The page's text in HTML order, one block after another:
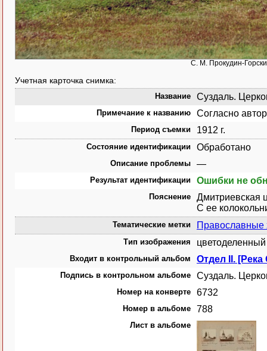
С. М. Прокудин-
Учетная карточка снимка:
Название Суздаль.
Примечание к названию Согласно
Период съемки 1912 г.
Состояние идентификации Обработано
Описание проблемы —
Результат идентификации Ошибки не
Пояснение
Дмитриевская
С ее
Тематические метки
Тип изображения
Входит в контрольный альбом Отдел II. [Река
Подпись в контрольном альбоме Суздаль.
Номер на конверте 6732
Номер в альбоме 788
Лист в альбоме